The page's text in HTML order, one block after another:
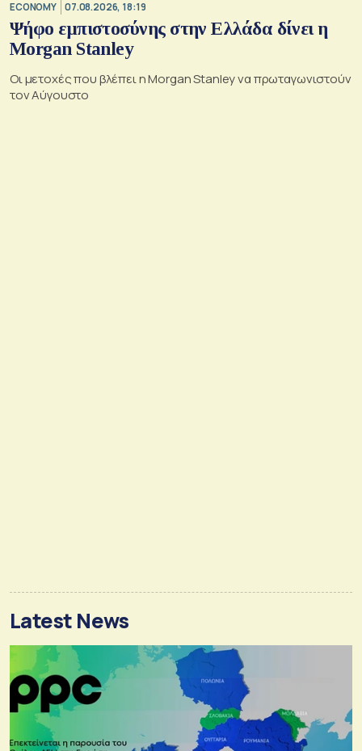
ECONOMY 07.08.2026, 18:19
Ψήφο εμπιστοσύνης στην Ελλάδα δίνει η
Morgan Stanley
Οι μετοχές που βλέπει η Morgan Stanley να πρωταγωνιστούν
τον Αύγουστο
Latest News